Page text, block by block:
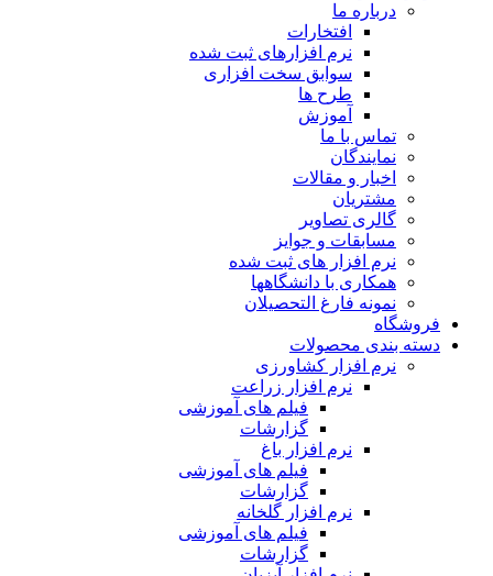
درباره ما
افتخارات
نرم افزارهای ثبت شده
سوابق سخت افزاری
طرح ها
آموزش
تماس با ما
نمایندگان
اخبار و مقالات
مشتریان
گالری تصاویر
مسابقات و جوایز
نرم افزار های ثبت شده
همکاری با دانشگاهها
نمونه فارغ التحصیلان
فروشگاه
دسته بندی محصولات
نرم افزار کشاورزی
نرم افزار زراعت
فیلم های آموزشی
گزارشات
نرم افزار باغ
فیلم های آموزشی
گزارشات
نرم افزار گلخانه
فیلم های آموزشی
گزارشات